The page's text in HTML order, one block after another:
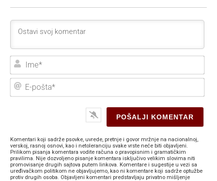
E-
Komentari koji sadrže psovke, uvrede, pretnje i govor mržnje na nacionalnoj,
verskoj, rasnoj osnovi, kao i netoleranciju svake vrste neće biti objavljeni.
Prilikom pisanja komentara vodite računa o pravopisnim i gramatičkim
pravilima. Nije dozvoljeno pisanje komentara isključivo velikim slovima niti
promovisanje drugih sajtova putem linkova. Komentare i sugestije u vezi sa
uređivačkom politikom ne objavljujemo, kao ni komentare koji sadrže optužbe
protiv drugih osoba. Objavljeni komentari predstavljaju privatno mišljenje